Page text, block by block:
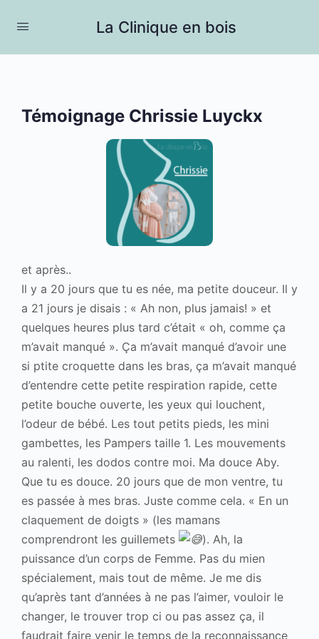
La Clinique en bois
Témoignage Chrissie Luyckx
et après..
Il y a 20 jours que tu es née, ma petite douceur. Il y
a 21 jours je disais : « Ah non, plus jamais! » et
quelques heures plus tard c’était « oh, comme ça
m’avait manqué ». Ça m’avait manqué d’avoir une
si ptite croquette dans les bras, ça m’avait manqué
d’entendre cette petite respiration rapide, cette
petite bouche ouverte, les yeux qui louchent,
l’odeur de bébé. Les tout petits pieds, les mini
gambettes, les Pampers taille 1. Les mouvements
au ralenti, les dodos contre moi. Ma douce Aby.
Que tu es douce. 20 jours que de mon ventre, tu
es passée à mes bras. Juste comme cela. « En un
claquement de doigts » (les mamans
comprendront les guillemets
). Ah, la
puissance d’un corps de Femme. Pas du mien
spécialement, mais tout de même. Je me dis
qu’après tant d’années à ne pas l’aimer, vouloir le
changer, le trouver trop ci ou pas assez ça, il
faudrait faire venir le temps de la reconnaissance